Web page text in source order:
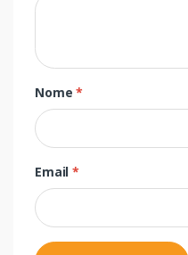
Nome*
Email*